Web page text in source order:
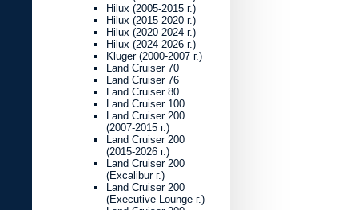
Hilux (2005-2015 г.)
Hilux (2015-2020 г.)
Hilux (2020-2024 г.)
Hilux (2024-2026 г.)
Kluger (2000-2007 г.)
Land Cruiser 70
Land Cruiser 76
Land Cruiser 80
Land Cruiser 100
Land Cruiser 200
(2007-2015 г.)
Land Cruiser 200
(2015-2026 г.)
Land Cruiser 200
(Excalibur г.)
Land Cruiser 200
(Executive Lounge г.)